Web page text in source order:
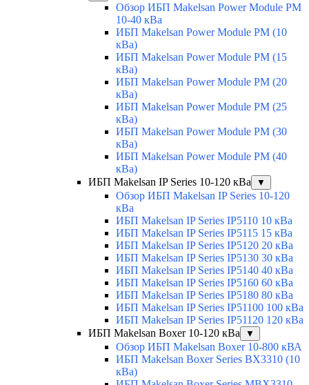
Обзор ИБП Makelsan Power Module PM
10-40 кВа
ИБП Makelsan Power Module PM (10
кВа)
ИБП Makelsan Power Module PM (15
кВа)
ИБП Makelsan Power Module PM (20
кВа)
ИБП Makelsan Power Module PM (25
кВа)
ИБП Makelsan Power Module PM (30
кВа)
ИБП Makelsan Power Module PM (40
кВа)
ИБП Makelsan IP Series 10-120 кВа
▼
Обзор ИБП Makelsan IP Series 10-120
кВа
ИБП Makelsan IP Series IP5110 10 кВа
ИБП Makelsan IP Series IP5115 15 кВа
ИБП Makelsan IP Series IP5120 20 кВа
ИБП Makelsan IP Series IP5130 30 кВа
ИБП Makelsan IP Series IP5140 40 кВа
ИБП Makelsan IP Series IP5160 60 кВа
ИБП Makelsan IP Series IP5180 80 кВа
ИБП Makelsan IP Series IP51100 100 кВа
ИБП Makelsan IP Series IP51120 120 кВа
ИБП Makelsan Boxer 10-120 кВа
▼
Обзор ИБП Makelsan Boxer 10-800 кВА
ИБП Makelsan Boxer Series BX3310 (10
кВа)